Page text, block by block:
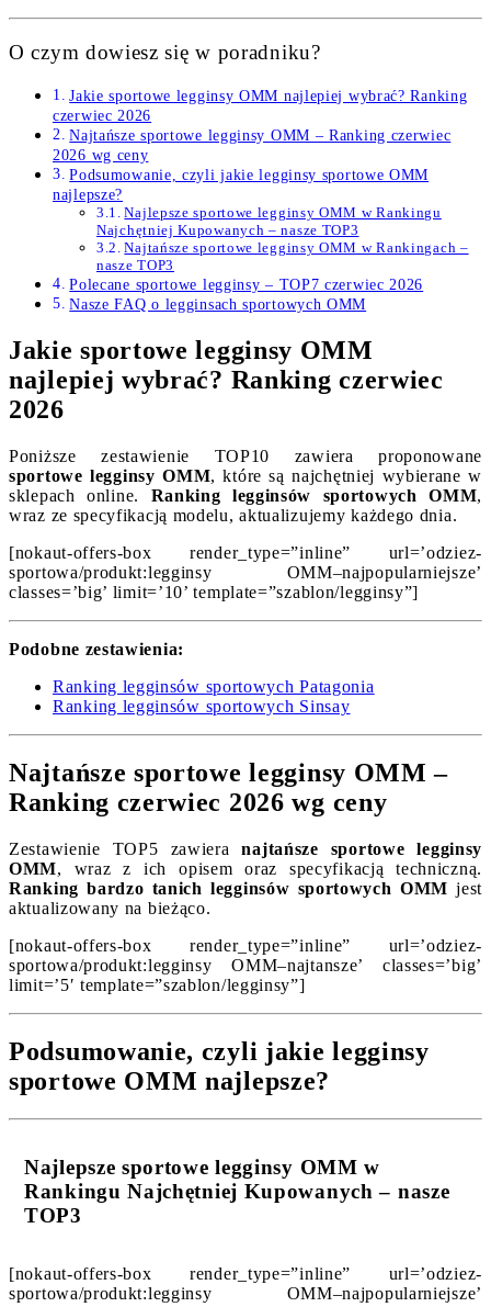
O czym dowiesz się w poradniku?
Jakie sportowe legginsy OMM najlepiej wybrać? Ranking
czerwiec 2026
Najtańsze sportowe legginsy OMM – Ranking czerwiec
2026 wg ceny
Podsumowanie, czyli jakie legginsy sportowe OMM
najlepsze?
Najlepsze sportowe legginsy OMM w Rankingu
Najchętniej Kupowanych – nasze TOP3
Najtańsze sportowe legginsy OMM w Rankingach –
nasze TOP3
Polecane sportowe legginsy – TOP7 czerwiec 2026
Nasze FAQ o legginsach sportowych OMM
Jakie sportowe legginsy OMM
najlepiej wybrać? Ranking czerwiec
2026
Poniższe zestawienie TOP10 zawiera proponowane
sportowe legginsy OMM, które są najchętniej wybierane w
sklepach online. Ranking legginsów sportowych OMM,
wraz ze specyfikacją modelu, aktualizujemy każdego dnia.
[nokaut-offers-box render_type=”inline” url=’odziez-
sportowa/produkt:legginsy OMM–najpopularniejsze’
classes=’big’ limit=’10’ template=”szablon/legginsy”]
Podobne zestawienia:
Ranking legginsów sportowych Patagonia
Ranking legginsów sportowych Sinsay
Najtańsze sportowe legginsy OMM –
Ranking czerwiec 2026 wg ceny
Zestawienie TOP5 zawieranajtańsze sportowe legginsy
OMM, wraz z ich opisem oraz specyfikacją techniczną.
Ranking bardzo tanich legginsów sportowych OMM jest
aktualizowany na bieżąco.
[nokaut-offers-box render_type=”inline” url=’odziez-
sportowa/produkt:legginsy OMM–najtansze’ classes=’big’
limit=’5′ template=”szablon/legginsy”]
Podsumowanie, czyli jakie legginsy
sportowe OMM najlepsze?
Najlepsze sportowe legginsy OMM w
Rankingu Najchętniej Kupowanych – nasze
TOP3
[nokaut-offers-box render_type=”inline” url=’odziez-
sportowa/produkt:legginsy OMM–najpopularniejsze’